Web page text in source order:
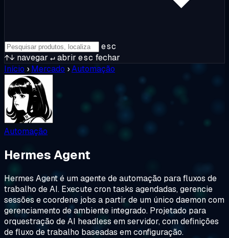
esc
↑↓ navegar ↵abrir esc fechar
Início › Mercado ›Automação
Automação
Hermes Agent
Hermes Agent é um agente de automação para fluxos de
trabalho de AI. Execute cron tasks agendadas, gerencie
sessões e coordene jobs a partir de um único daemon com
gerenciamento de ambiente integrado. Projetado para
orquestração de AI headless em servidor, com definições
de fluxo de trabalho baseadas em configuração.